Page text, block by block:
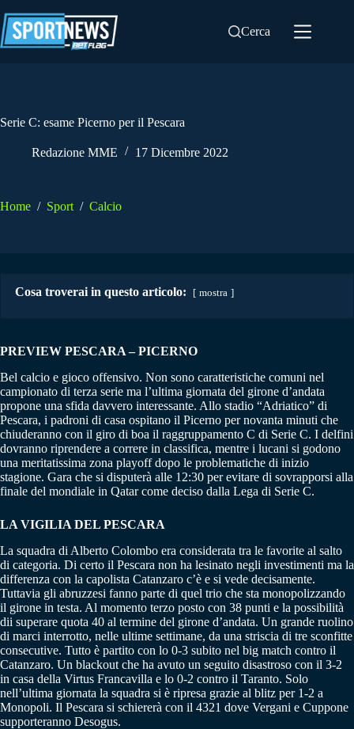
al
contenuto
Cerca
Serie C: esame Picerno per il Pescara
Redazione MME 17 Dicembre 2022
Home / Sport / Calcio
Cosa troverai in questo articolo: mostra
PREVIEW PESCARA – PICERNO
Bel calcio e gioco offensivo. Non sono caratteristiche comuni nel
campionato di terza serie ma l’ultima giornata del girone d’andata
propone una sfida davvero interessante. Allo stadio “Adriatico” di
Pescara, i padroni di casa ospitano il Picerno per novanta minuti che
chiuderanno con il giro di boa il raggruppamento C di Serie C. I delfini
dovranno riprendere a correre in classifica, mentre i lucani si godono
una meritatissima zona playoff dopo le problematiche di inizio
stagione. Gara che si disputerà alle 12:30 per evitare di sovrapporsi alla
finale del mondiale in Qatar come deciso dalla Lega di Serie C.
LA VIGILIA DEL PESCARA
La squadra di Alberto Colombo era considerata tra le favorite al salto
di categoria. Di certo il Pescara non ha lesinato negli investimenti ma la
differenza con la capolista Catanzaro c’è e si vede decisamente.
Tuttavia gli abruzzesi fanno parte di quel trio che sta monopolizzando
il girone in testa. Al momento terzo posto con 38 punti e la possibilità
dii superare quota 40 al termine del girone d’andata. Un grande ruolino
di marci interrotto, nelle ultime settimane, da una striscia di tre sconfitte
consecutive. Tutto è partito con lo 0-3 subito nel big match contro il
Catanzaro. Un blackout che ha avuto un seguito disastroso con il 3-2
in casa della Virtus Francavilla e lo 0-2 contro il Taranto. Solo
nell’ultima giornata la squadra si è ripresa grazie al blitz per 1-2 a
Monopoli. Il Pescara si schiererà con il 4321 dove Vergani e Cuppone
supporteranno Desogus.